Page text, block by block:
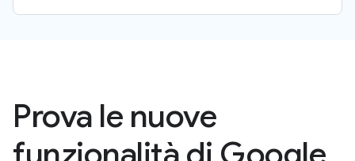
Prova le nuove